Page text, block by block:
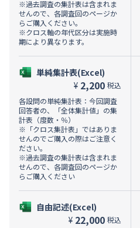
※過去調査の集計表は含まれま
せんので、各調査回のページか
らご購入ください。
※クロス軸の年代区分は実施時
期により異なります。
単純集計表(Excel)
¥ 2,200 税込
各設問の単純集計表：今回調査
回答者の、「全体集計値」の集
計表（度数・％）
※「クロス集計表」ではありま
せんのでご購入の際はご注意く
ださい。
※過去調査の集計表は含まれま
せんので、各調査回のページか
らご購入ください
自由記述(Excel)
¥ 22,000 税込